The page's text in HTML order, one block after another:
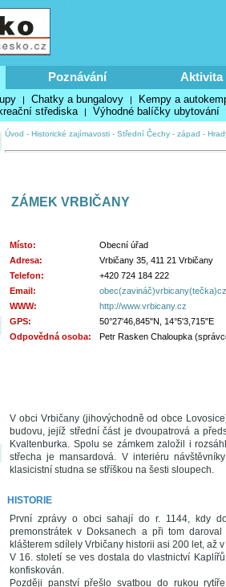
Poznávání Aktivita
| Chatky a bungalovy | Kempy a
střediska | Výhodné balíčky ubytování
Úvod - Historické zajímavosti - Střední Čechy - západ -
ZÁMEK VRBIČANY
Místo:
Obecní úřad
Adresa:
Vrbičany 35, 411 21 Vrbičany
Telefon:
+420 724 184 222
Email:
obec(zavináč)vrbicany(tečka)cz
WWW:
http://www.vrbicany.cz
GPS:
50°27'46,845"N, 14°5'3,715"E
Odpovědná osoba:
Petr Rasken Chaloupka
V obci Vrbičany (jihovýchodně od obce
budovu, jejíž střední část je dvoupatrová a
Kvaltenburka. Spolu se zámkem založil i
střecha je mansardová. V interiéru
klasicistní studna se stříškou na šesti sloupech.
HISTORIE
První zprávy o obci sahají do r. 1144, kdy
premonstrátek v Doksanech a při tom
klášterem sdílely Vrbičany historii asi 200 let, až
V 16. století se ves dostala do vlastnictví
konfiskován.
Později panství přešlo svatbou do rukou